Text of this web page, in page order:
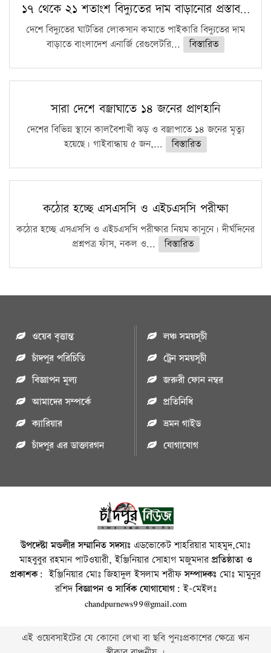
১৭ থেকে ২১ শতাংশ বিদ্যুতের দাম বাড়ানোর প্রস্তাব…
দেশে বিদ্যুতের ঘাটতির লোকসান কমাতে পাইকারি বিদ্যুতের দাম
বাড়াতে বাংলাদেশ এনার্জি রেগুলেটরি...
বিস্তারিত
সারা দেশে বজ্রাঘাতে ১৪ জনের প্রাণহানি
দেশের বিভিন্ন স্থানে কালবৈশাখী ঝড় ও বজ্রাপাতে ১৪ জনের মৃত্যু
হয়েছে। গাইবান্ধায় ৫ জন,...
বিস্তারিত
কঠোর হচ্ছে এসএসসি ও এইচএসসি পরীক্ষা
কঠোর হচ্ছে এসএসসি ও এইচএসসি পরীক্ষার নিয়ম কানুনে। দীর্ঘদিনের
প্রশ্নপত্র ফাঁস, নকল ও...
বিস্তারিত
ওয়েব বৃত্তান্ত
চাঁদপুর পরিচিতি
বিজ্ঞাপন মুল্য
আমাদের সম্পর্কে
ক্যারিয়ার
চাঁদপুর এর ডাক্তারগন
লঞ্চ সময়সূচী
ট্রেন সময়সূচী
জরুরী ফোন নম্বর
প্রতিনিধি
ভ্রমন গাইড
যোগাযোগ
উপদেষ্টা মন্ডলীর সম্মানিত সদস্যঃ এডভোকেট শাহরিয়ার মাহমুদ,মোঃ
মাহবুবুর রহমান পাটওয়ারী, ইঞ্জিনিয়ার সোহাগ মজুমদারপ্রতিষ্ঠাতা ও
প্রকাশক: ইঞ্জিনিয়ার মোঃ জিহাদুল ইসলাম শরীফসম্পাদকঃ মোঃ মামুনুর
রশিদবিজ্ঞাপন ও সার্বিক যোগাযোগ: ই-মেইলঃ
chandpurnews99@gmail.com
এই ওয়েবসাইটের যে কোনো লেখা বা ছবি পুনঃপ্রকাশের ক্ষেত্রে ঋন